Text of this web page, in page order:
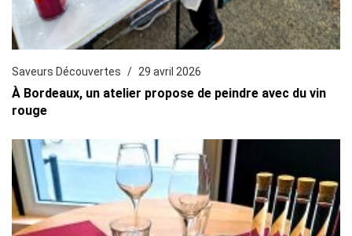
Saveurs Découvertes 29 avril 2026
À Bordeaux, un atelier propose de peindre avec du vin
rouge